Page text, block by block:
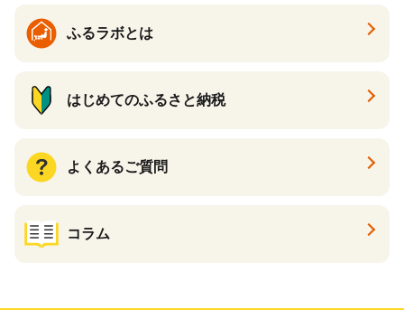
ふるラボとは
はじめてのふるさと納税
よくあるご質問
コラム